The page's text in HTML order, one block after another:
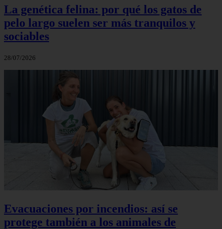
La genética felina: por qué los gatos de
pelo largo suelen ser más tranquilos y
sociables
28/07/2026
Evacuaciones por incendios: así se
protege también a los animales de